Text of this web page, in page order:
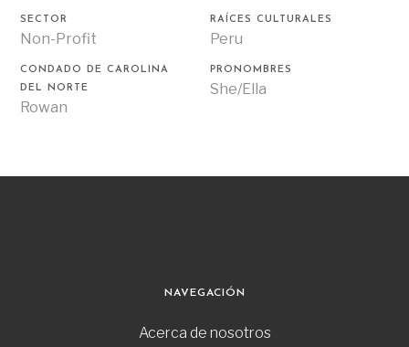
SECTOR
Non-Profit
RAÍCES CULTURALES
Peru
CONDADO DE CAROLINA
DEL NORTE
Rowan
PRONOMBRES
She/Ella
NAVEGACIÓN
Acerca de nosotros